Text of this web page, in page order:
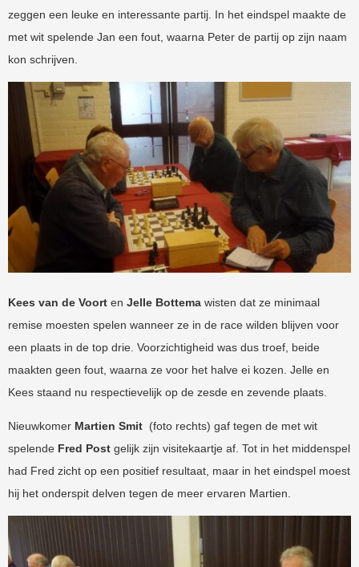
zeggen een leuke en interessante partij. In het eindspel maakte de
met wit spelende Jan een fout, waarna Peter de partij op zijn naam
kon schrijven.
Kees van de Voort en Jelle Bottema wisten dat ze minimaal
remise moesten spelen wanneer ze in de race wilden blijven voor
een plaats in de top drie. Voorzichtigheid was dus troef, beide
maakten geen fout, waarna ze voor het halve ei kozen. Jelle en
Kees staand nu respectievelijk op de zesde en zevende plaats.
Nieuwkomer Martien Smit (foto rechts) gaf tegen de met wit
spelende Fred Post gelijk zijn visitekaartje af. Tot in het middenspel
had Fred zicht op een positief resultaat, maar in het eindspel moest
hij het onderspit delven tegen de meer ervaren Martien.